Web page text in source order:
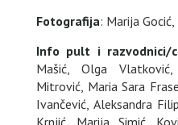
Fotografija: Marija
Info pult i razvodnici/
Mašić, Olga
Mitrović, Maria Sara
Ivančević, Aleksandra
Krnjić, Marija Simić,